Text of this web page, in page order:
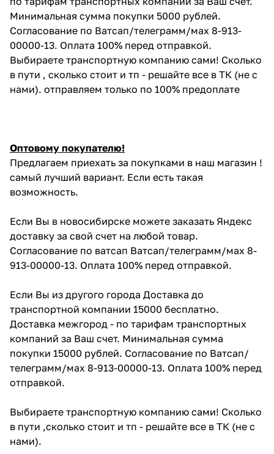
Минимальная сумма покупки 5000 рублей.
Согласование по Ватсап/телеграмм/мах 8-913-
00000-13. Оплата 100% перед отправкой.
Выбираете транспортную компанию сами! Сколько
в пути , сколько стоит и тп - решайте все в ТК (не с
нами). отправляем только по 100% предоплате
Оптовому покупателю!
Предлагаем приехать за покупками в наш магазин !
самый лучший вариант. Если есть такая
возможность.
Если Вы в новосибирске можете заказать Яндекс
доставку за свой счет на любой товар.
Согласование по ватсап Ватсап/телеграмм/мах 8-
913-00000-13. Оплата 100% перед отправкой.
Если Вы из другого города Доставка до
транспортной компании 15000 бесплатно.
Доставка межгород - по тарифам транспортных
компаний за Ваш счет. Минимальная сумма
покупки 15000 рублей. Согласование по Ватсап/
телеграмм/мах 8-913-00000-13. Оплата 100% перед
отправкой.
Выбираете транспортную компанию сами! Сколько
в пути ,сколько стоит и тп - решайте все в ТК (не с
нами).